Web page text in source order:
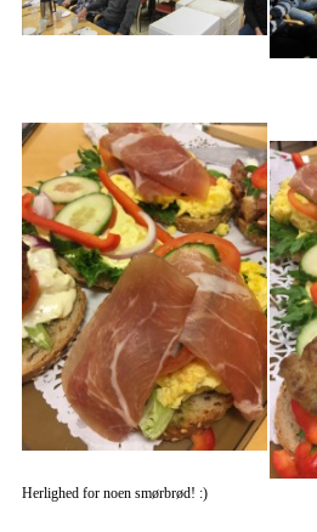
Herlighed for noen smørbrød! :)